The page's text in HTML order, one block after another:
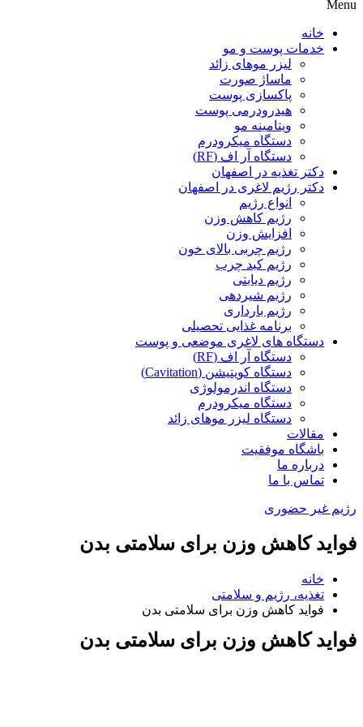
Menu
خانه
خدمات پوست و مو
لیزر موهای زائد
ماساژ صورت
پاکسازی پوست
هیدرودرمی پوست
ویتامینه مو
دستگاه میکرودرم
دستگاه آر اف (RF)
دکتر تغذیه در اصفهان
دکتر رژیم لاغری در اصفهان
انواع رژیم
رژیم کاهش وزن
افزایش وزن
رژیم چربی بالای خون
رژیم کبد چرب
رژیم دیابتی
رژیم شیردهی
رژیم بارداری
برنامه غذایی تحصیلی
دستگاه های لاغری موضعی و پوست
دستگاه آر اف (RF)
دستگاه کویتیشن (Cavitation)
دستگاه اندرمولوژی
دستگاه میکرودرم
دستگاه لیزر موهای زائد
مقالات
باشگاه موفقیت
درباره ما
تماس با ما
رژیم غیر حضوری
فواید کاهش وزن برای سلامتی بدن
خانه
تغذیه، رژیم و سلامتی
فواید کاهش وزن برای سلامتی بدن
فواید کاهش وزن برای سلامتی بدن